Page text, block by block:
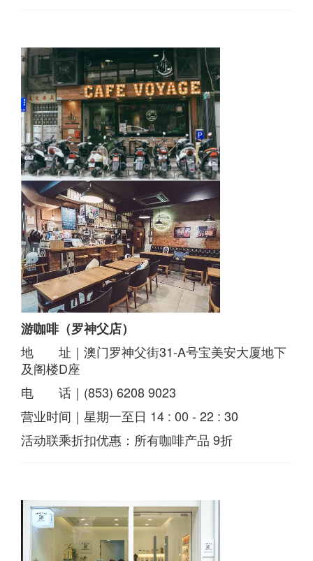
游咖啡（罗神父店）
地 址｜澳门罗神父街31-A号宝美安大厦地下
及阁楼D座
电 话｜(853) 6208 9023
营业时间｜星期一至日 14 : 00 - 22 : 30
活动联乘折扣优惠：所有咖啡产品 9折